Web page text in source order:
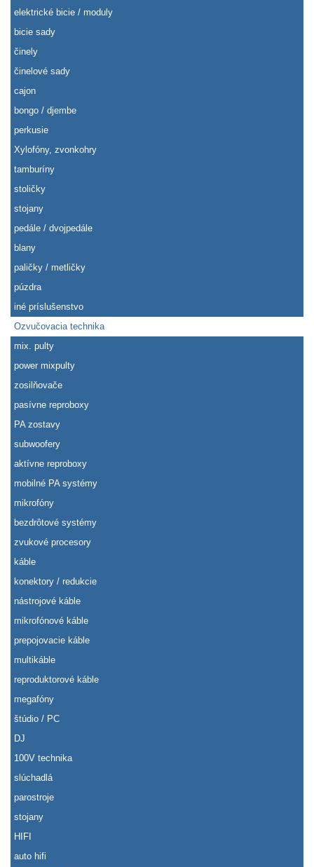
elektrické bicie / moduly
bicie sady
činely
činelové sady
cajon
bongo / djembe
perkusie
Xylofóny, zvonkohry
tamburíny
stoličky
stojany
pedále / dvojpedále
blany
paličky / metličky
púzdra
iné príslušenstvo
Ozvučovacia technika
mix. pulty
power mixpulty
zosilňovače
pasívne reproboxy
PA zostavy
subwoofery
aktívne reproboxy
mobilné PA systémy
mikrofóny
bezdrôtové systémy
zvukové procesory
káble
konektory / redukcie
nástrojové káble
mikrofónové káble
prepojovacie káble
multikáble
reproduktorové káble
megafóny
štúdio / PC
DJ
100V technika
slúchadlá
parostroje
stojany
HIFI
auto hifi